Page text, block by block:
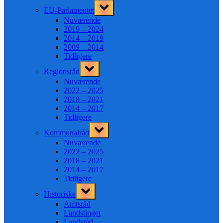
EU-Parlamentet
Toggle
sub-
menu
Nuværende
2019 – 2024
2014 – 2019
2009 – 2014
Tidligere
Regionsråd
Toggle
sub-
menu
Nuværende
2022 – 2025
2018 – 2021
2014 – 2017
Tidligere
Kommunalråd
Toggle
sub-
menu
Nuværende
2022 – 2025
2018 – 2021
2014 – 2017
Tidligere
Historiske
Toggle
sub-
menu
Amtsråd
Landstinget